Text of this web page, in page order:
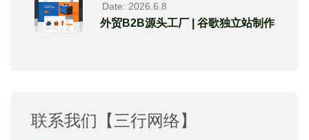
Date: 2026.6.8
外贸B2B源头工厂 | 谷歌独立站制作
联系我们【三行网络】